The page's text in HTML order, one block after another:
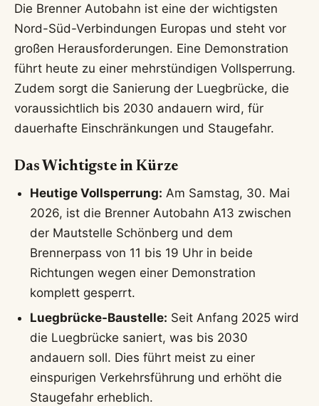
Die Brenner Autobahn ist eine der wichtigsten
Nord-Süd-Verbindungen Europas und steht vor
großen Herausforderungen. Eine Demonstration
führt heute zu einer mehrstündigen Vollsperrung.
Zudem sorgt die Sanierung der Luegbrücke, die
voraussichtlich bis 2030 andauern wird, für
dauerhafte Einschränkungen und Staugefahr.
Das Wichtigste in Kürze
Heutige Vollsperrung: Am Samstag, 30. Mai
2026, ist die Brenner Autobahn A13 zwischen
der Mautstelle Schönberg und dem
Brennerpass von 11 bis 19 Uhr in beide
Richtungen wegen einer Demonstration
komplett gesperrt.
Luegbrücke-Baustelle: Seit Anfang 2025 wird
die Luegbrücke saniert, was bis 2030
andauern soll. Dies führt meist zu einer
einspurigen Verkehrsführung und erhöht die
Staugefahr erheblich.